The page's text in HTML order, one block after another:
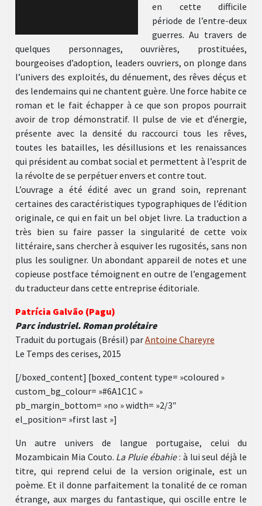
en cette difficile
période de l’entre-deux
guerres. Au travers de
quelques personnages, ouvrières, prostituées,
bourgeoises d’adoption, leaders ouvriers, on plonge dans
l’univers des exploités, du dénuement, des rêves déçus et
des lendemains qui ne chantent guère. Une force habite ce
roman et le fait échapper à ce que son propos pourrait
avoir de trop démonstratif. Il pulse de vie et d’énergie,
présente avec la densité du raccourci tous les rêves,
toutes les batailles, les désillusions et les renaissances
qui président au combat social et permettent à l’esprit de
la révolte de se perpétuer envers et contre tout.
L’ouvrage a été édité avec un grand soin, reprenant
certaines des caractéristiques typographiques de l’édition
originale, ce qui en fait un bel objet livre. La traduction a
très bien su faire passer la singularité de cette voix
littéraire, sans chercher à esquiver les rugosités, sans non
plus les souligner. Un abondant appareil de notes et une
copieuse postface témoignent en outre de l’engagement
du traducteur dans cette entreprise éditoriale.
Patrícia Galvão (Pagu)
Parc industriel. Roman prolétaire
Traduit du portugais (Brésil) parAntoine Chareyre
Le Temps des cerises, 2015
[/boxed_content] [boxed_content type= »coloured »
custom_bg_colour= »#6A1C1C »
pb_margin_bottom= »no » width= »2/3″
el_position= »first last »]
Un autre univers de langue portugaise, celui du
Mozambicain Mia Couto. La Pluie ébahie: à lui seul déjà le
titre, qui reprend celui de la version originale, est un
poème. Et il donne parfaitement la tonalité de ce roman
étrange, aux marges du fantastique, qui oscille entre le